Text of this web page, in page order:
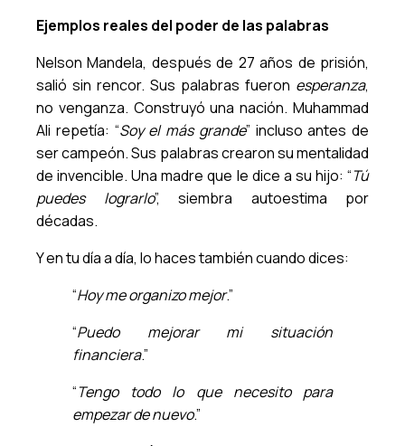
Ejemplos reales del poder de las palabras
Nelson Mandela, después de 27 años de prisión,
salió sin rencor. Sus palabras fueron esperanza,
no venganza. Construyó una nación. Muhammad
Ali repetía: “Soy el más grande” incluso antes de
ser campeón. Sus palabras crearon su mentalidad
de invencible. Una madre que le dice a su hijo: “Tú
puedes lograrlo”, siembra autoestima por
décadas.
Y en tu día a día, lo haces también cuando dices:
“Hoy me organizo mejor.”
“Puedo mejorar mi situación
financiera.”
“Tengo todo lo que necesito para
empezar de nuevo.”